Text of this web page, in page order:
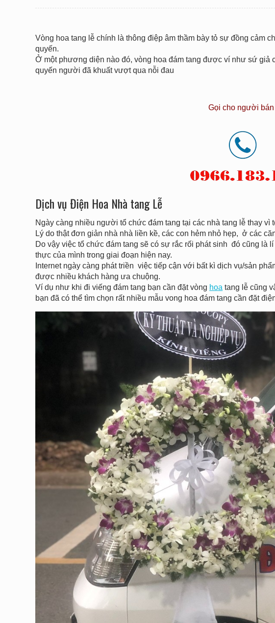
Vòng hoa tang lễ chính là thông điệp âm thầm bày tỏ sự đồng cảm
quyến.
Ở một phương diện nào đó, vòng hoa đám tang được ví như sứ giả
quyến người đã khuất vượt qua nỗi đau
Gọi cho người bán
Dịch vụ Điện Hoa Nhà tang Lễ
Ngày càng nhiều người tổ chức đám tang tại các nhà tang lễ thay
Lý do thật đơn giản nhà nhà liền kề, các con hẻm nhỏ hẹp, ở các
Do vậy việc tổ chức đám tang sẽ có sự rắc rối phát sinh đó cũng là
thực của mình trong giai đoạn hiện nay.
Internet ngày càng phát triền việc tiếp cận với bất kì dịch vụ/sản
được nhiều khách hàng ưa chuộng.
Ví dụ như khi đi viếng đám tang bạn cần đặt vòng hoa tang lễ cũng
bạn đã có thể tìm chọn rất nhiều mẫu vong hoa đám tang cần đặt